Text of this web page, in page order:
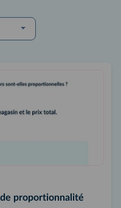
proportionnalité